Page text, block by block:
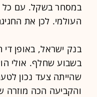
במסחר בשקל. עם כל
העולמי. לכן את
בנק ישראל, באופן
בשבוע שחלף. אולי
שהייתה צעד נכון
והקביעה הכה מוזרה